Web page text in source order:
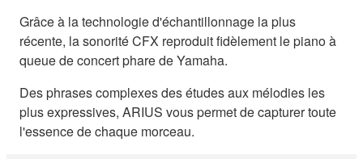
Grâce à la technologie d'échantillonnage la plus
récente, la sonorité CFX reproduit fidèlement le piano à
queue de concert phare de Yamaha.
Des phrases complexes des études aux mélodies les
plus expressives, ARIUS vous permet de capturer toute
l'essence de chaque morceau.